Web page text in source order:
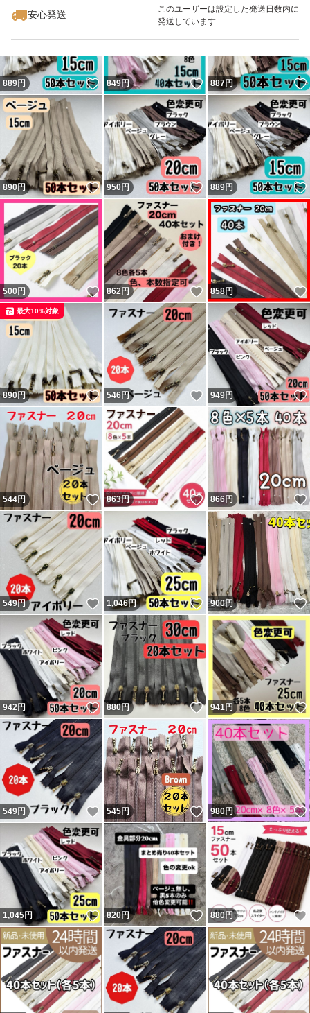
安心発送
このユーザーは設定した発送日数内に
発送しています
889円 いいね！
849円 いいね！
887円
890円 いいね！
950円 いいね！
889円
500 円 いいね！
862円 いいね！
858円
890円 いいね！
最大10%対象
546円 いいね！
949円
544円 いいね！
863円 いいね！
866円
549円 いいね！
1,046円 いいね！
900円
942円 いいね！
880円 いいね！
941円
549円 いいね！
545円 いいね！
980円
1,045円 いいね！
820円 いいね！
880円